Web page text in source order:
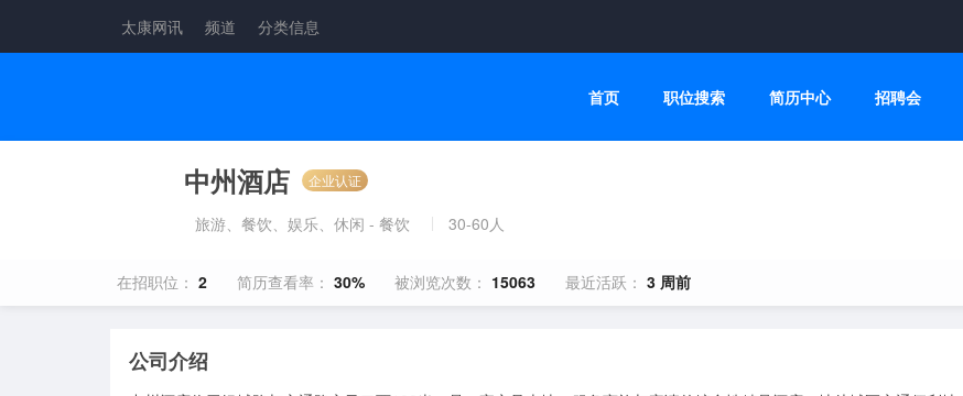
太康网讯 频道 分类信息
首页 职位搜索 简历中心 招聘会
中州酒店 企业认证
旅游、餐饮、娱乐、休闲 - 餐饮 30-60人
在招职位： 2 简历查看率： 30% 被浏览次数： 15063 最近活跃： 3 周前
公司介绍